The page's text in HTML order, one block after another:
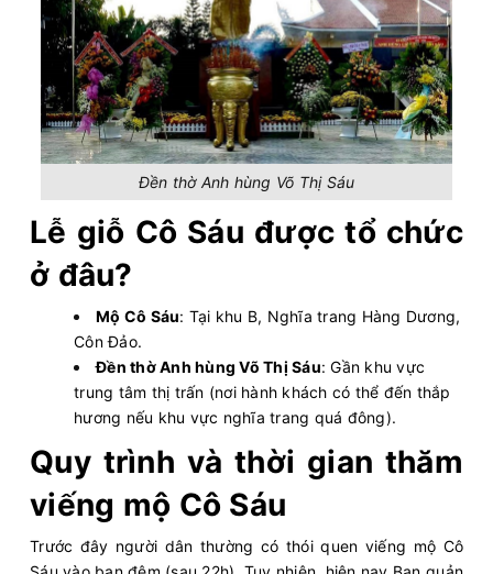
Đền thờ Anh hùng Võ Thị Sáu
Lễ giỗ Cô Sáu được tổ chức
ở đâu?
Mộ Cô Sáu: Tại khu B, Nghĩa trang Hàng Dương,
Côn Đảo.
Đền thờ Anh hùng Võ Thị Sáu: Gần khu vực
trung tâm thị trấn (nơi hành khách có thể đến thắp
hương nếu khu vực nghĩa trang quá đông).
Quy trình và thời gian thăm
viếng mộ Cô Sáu
Trước đây người dân thường có thói quen viếng mộ Cô